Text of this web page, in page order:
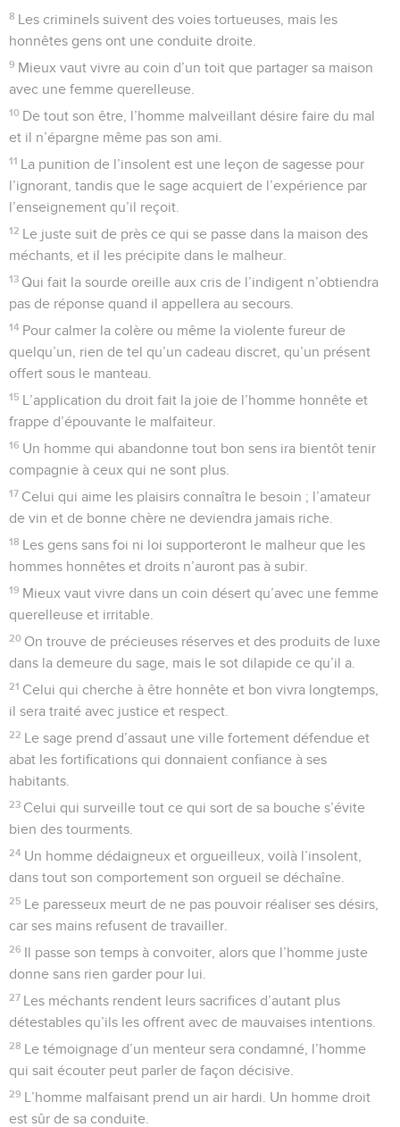
8 Les criminels suivent des voies tortueuses, mais les
honnêtes gens ont une conduite droite.
9 Mieux vaut vivre au coin d’un toit que partager sa maison
avec une femme querelleuse.
10 De tout son être, l’homme malveillant désire faire du mal
et il n’épargne même pas son ami.
11 La punition de l’insolent est une leçon de sagesse pour
l’ignorant, tandis que le sage acquiert de l’expérience par
l’enseignement qu’il reçoit.
12 Le juste suit de près ce qui se passe dans la maison des
méchants, et il les précipite dans le malheur.
13 Qui fait la sourde oreille aux cris de l’indigent n’obtiendra
pas de réponse quand il appellera au secours.
14 Pour calmer la colère ou même la violente fureur de
quelqu’un, rien de tel qu’un cadeau discret, qu’un présent
offert sous le manteau.
15 L’application du droit fait la joie de l’homme honnête et
frappe d’épouvante le malfaiteur.
16 Un homme qui abandonne tout bon sens ira bientôt tenir
compagnie à ceux qui ne sont plus.
17 Celui qui aime les plaisirs connaîtra le besoin ; l’amateur
de vin et de bonne chère ne deviendra jamais riche.
18 Les gens sans foi ni loi supporteront le malheur que les
hommes honnêtes et droits n’auront pas à subir.
19 Mieux vaut vivre dans un coin désert qu’avec une femme
querelleuse et irritable.
20 On trouve de précieuses réserves et des produits de luxe
dans la demeure du sage, mais le sot dilapide ce qu’il a.
21 Celui qui cherche à être honnête et bon vivra longtemps,
il sera traité avec justice et respect.
22 Le sage prend d’assaut une ville fortement défendue et
abat les fortifications qui donnaient confiance à ses
habitants.
23 Celui qui surveille tout ce qui sort de sa bouche s’évite
bien des tourments.
24 Un homme dédaigneux et orgueilleux, voilà l’insolent,
dans tout son comportement son orgueil se déchaîne.
25 Le paresseux meurt de ne pas pouvoir réaliser ses désirs,
car ses mains refusent de travailler.
26 Il passe son temps à convoiter, alors que l’homme juste
donne sans rien garder pour lui.
27 Les méchants rendent leurs sacrifices d’autant plus
détestables qu’ils les offrent avec de mauvaises intentions.
28 Le témoignage d’un menteur sera condamné, l’homme
qui sait écouter peut parler de façon décisive.
29 L’homme malfaisant prend un air hardi. Un homme droit
est sûr de sa conduite.